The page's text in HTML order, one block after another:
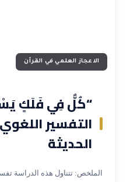
الاعجاز العلمي في القرآن
“كُلٌّ فِي فَلَكٍ
التفسير
الحديثة
الملخص: تتناول هذه الدراسة